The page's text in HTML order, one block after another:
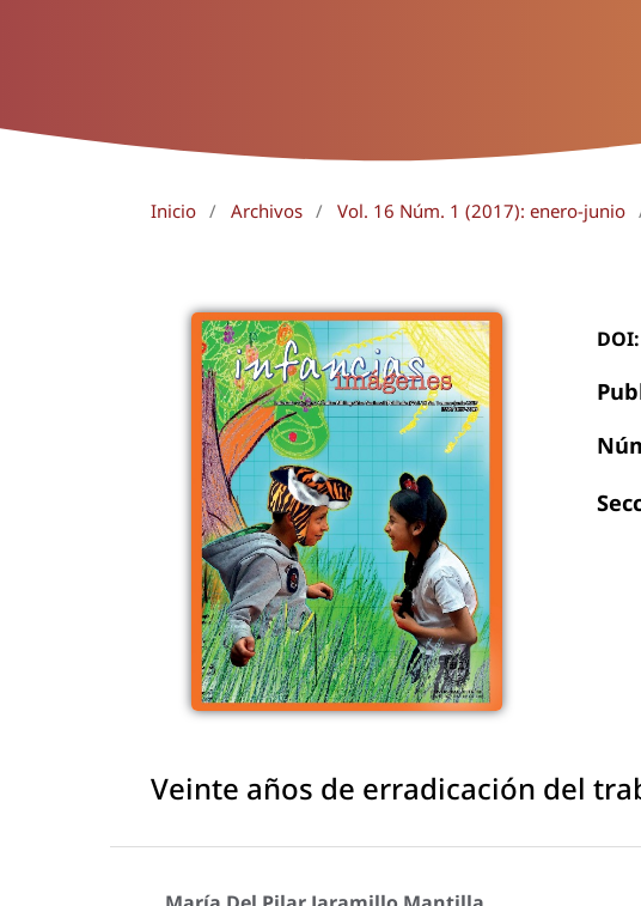
Inicio / Archivos / Vol. 16 Núm. 1 (2017): enero-junio
DOI:
Veinte años de erradicación del